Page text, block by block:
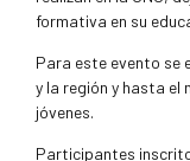
formativa en su
Para este evento se
y la región y hasta el
jóvenes.
Participantes